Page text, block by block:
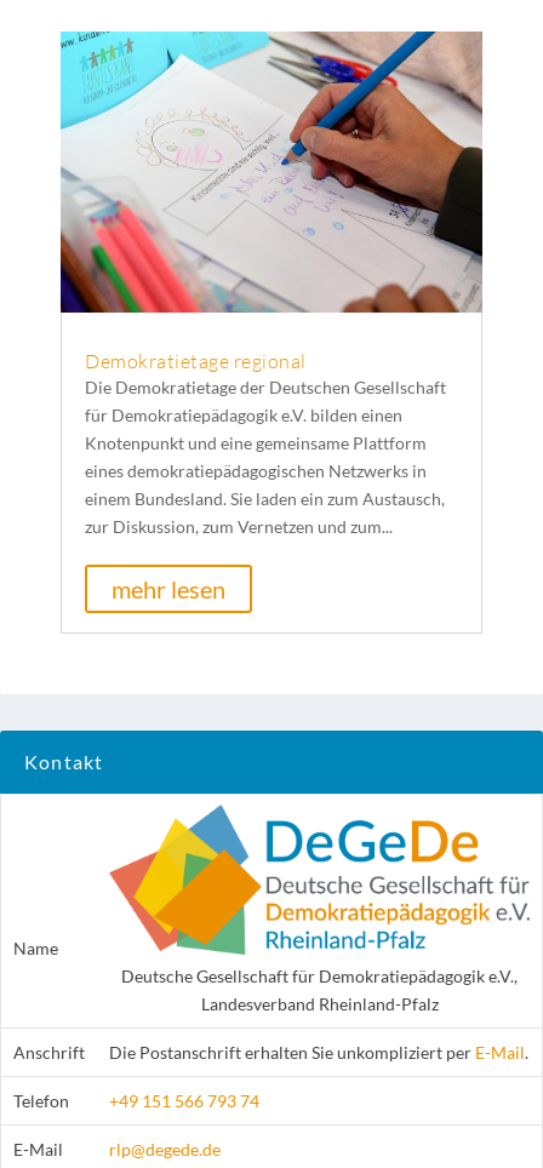
Demokratietage regional
Die Demokratietage der Deutschen Gesellschaft
für Demokratiepädagogik e.V. bilden einen
Knotenpunkt und eine gemeinsame Plattform
eines demokratiepädagogischen Netzwerks in
einem Bundesland. Sie laden ein zum Austausch,
zur Diskussion, zum Vernetzen und zum...
mehr lesen
Kontakt
Name
Deut­sche Ge­sel­lschaft für De­mo­kra­tie­pä­da­gog­ik e.V.,
Lan­des­ver­band Rhein­land-Pfalz
Anschrift Die Postanschrift erhalten Sie unkompliziert per E-Mail.
Telefon +49 151 566 793 74
E-Mail rlp@degede.de